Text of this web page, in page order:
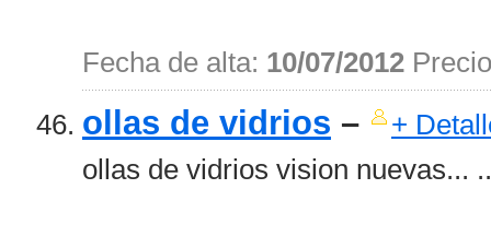
Fecha de alta: 10/07/2012
ollas de vidrios – +
ollas de vidrios vision nuevas...